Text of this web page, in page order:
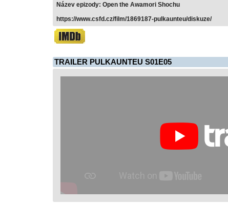
Název epizody: Open the Awamori Shochu
https://www.csfd.cz/film/1869187-pulkaunteu/diskuze/
TRAILER PULKAUNTEU S01E05